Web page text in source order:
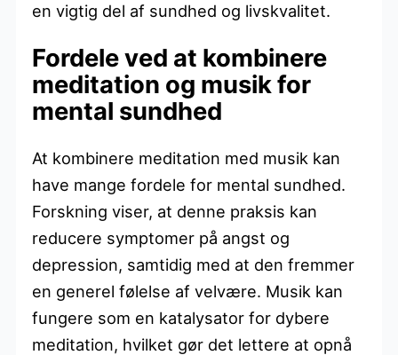
en vigtig del af sundhed og livskvalitet.
Fordele ved at kombinere
meditation og musik for
mental sundhed
At kombinere meditation med musik kan
have mange fordele for mental sundhed.
Forskning viser, at denne praksis kan
reducere symptomer på angst og
depression, samtidig med at den fremmer
en generel følelse af velvære. Musik kan
fungere som en katalysator for dybere
meditation, hvilket gør det lettere at opnå